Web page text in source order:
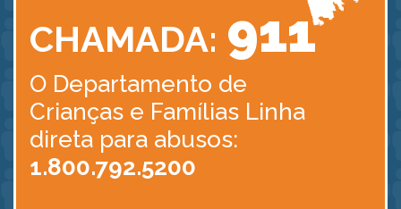
CHAMADA: 911
O Departamento de
Crianças e Famílias Linha
direta para abusos:
1.800.792.5200